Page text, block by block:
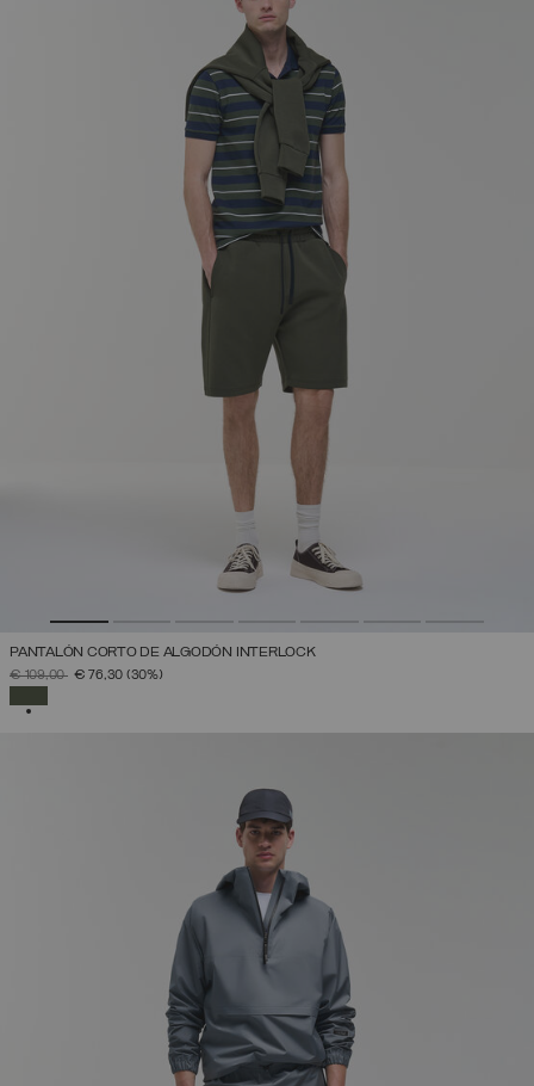
PANTALÓN CORTO DE ALGODÓN INTERLOCK
PRECIO REBAJADO DE
€ 109,00A€ 76,30 (30%)